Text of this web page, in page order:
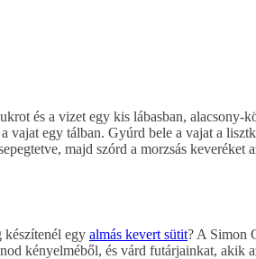
és a vizet egy kis lábasban,
vajat egy tálban. Gyúrd bele a vajat a
majd szórd a morzsás
készítenél egy almás kevert sütit? A Simon
kényelméből, és várd futárjainkat, akik